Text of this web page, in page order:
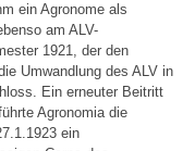
ein Agronome als
am ALV-
1921, der den
Umwandlung des ALV in
Ein erneuter Beitritt
Agronomia die
ein